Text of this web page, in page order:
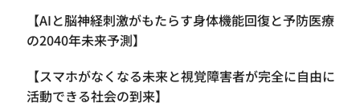
【AIと脳神経刺激がもたらす身体機能回復と予防医療
の2040年未来予測】
【スマホがなくなる未来と視覚障害者が完全に自由に
活動できる社会の到来】